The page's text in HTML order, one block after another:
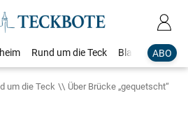
ABO
Rund um die Teck Blaulicht
um die Teck Über Brücke „gequetscht“